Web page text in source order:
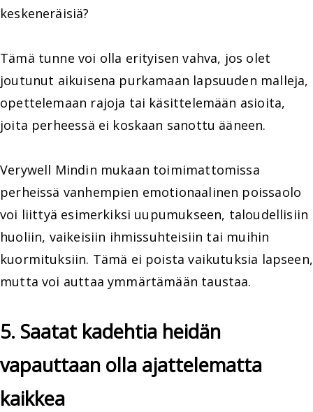
keskeneräisiä?
Tämä tunne voi olla erityisen vahva, jos olet
joutunut aikuisena purkamaan lapsuuden malleja,
opettelemaan rajoja tai käsittelemään asioita,
joita perheessä ei koskaan sanottu ääneen.
Verywell Mindin mukaan toimimattomissa
perheissä vanhempien emotionaalinen poissaolo
voi liittyä esimerkiksi uupumukseen, taloudellisiin
huoliin, vaikeisiin ihmissuhteisiin tai muihin
kuormituksiin. Tämä ei poista vaikutuksia lapseen,
mutta voi auttaa ymmärtämään taustaa.
5. Saatat kadehtia heidän
vapauttaan olla ajattelematta
kaikkea